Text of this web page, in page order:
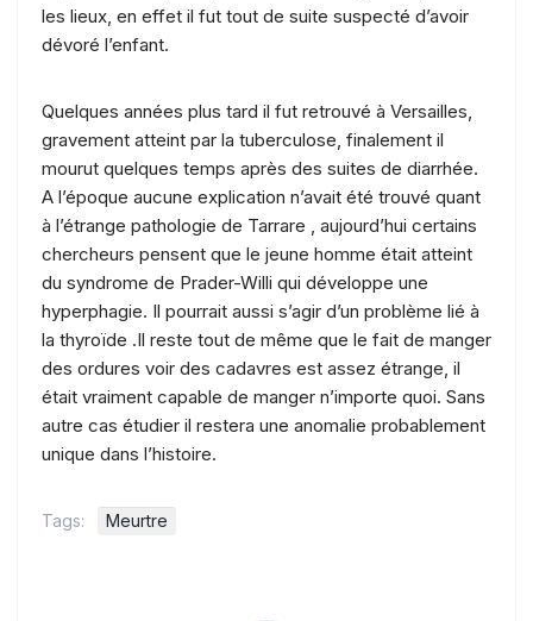
les lieux, en effet il fut tout de suite suspecté d’avoir
dévoré l’enfant.
Quelques années plus tard il fut retrouvé à Versailles,
gravement atteint par la tuberculose, finalement il
mourut quelques temps après des suites de diarrhée.
A l’époque aucune explication n’avait été trouvé quant
à l’étrange pathologie de Tarrare , aujourd’hui certains
chercheurs pensent que le jeune homme était atteint
du syndrome de Prader-Willi qui développe une
hyperphagie. Il pourrait aussi s’agir d’un problème lié à
la thyroïde .Il reste tout de même que le fait de manger
des ordures voir des cadavres est assez étrange, il
était vraiment capable de manger n’importe quoi. Sans
autre cas étudier il restera une anomalie probablement
unique dans l’histoire.
Tags: Meurtre